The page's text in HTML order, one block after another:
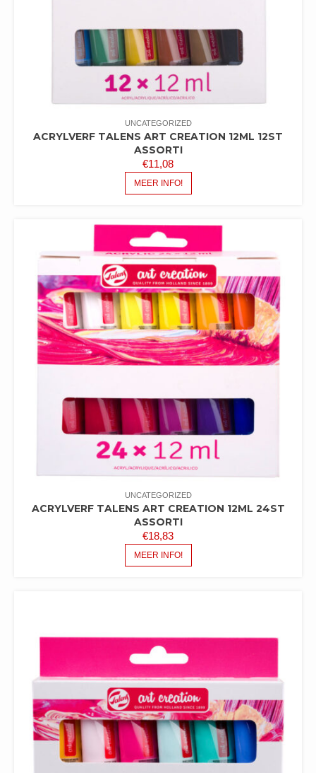
UNCATEGORIZED
ACRYLVERF TALENS ART CREATION 12ML 12ST
ASSORTI
€11,08
MEER INFO!
UNCATEGORIZED
ACRYLVERF TALENS ART CREATION 12ML 24ST
ASSORTI
€18,83
MEER INFO!